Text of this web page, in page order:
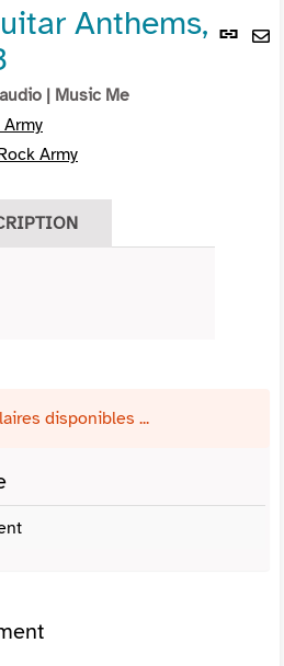
Lien
Anthems,
| Music Me
Army
disponibles ...